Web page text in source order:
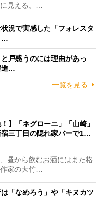
見える。…
況で実感した「フォレスタ
…
戸惑うのには理由があっ
進…
一覧を見る
】「ネグローニ」「山崎」
宿三丁目の隠れ家バーで1…
昼から飲むお酒にはまた格
家の大竹…
「なめろう」や「キヌカツ